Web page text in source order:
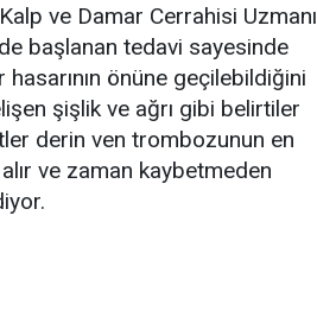
ve Damar Cerrahisi Uzmanı
başlanan tedavi sayesinde
önüne geçilebildiğini
şişlik ve ağrı gibi belirtiler
derin ven trombozunun en
ve zaman kaybetmeden